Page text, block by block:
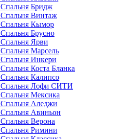
Спальня Бридж
Спальня Винтаж
Спальня Кымор
Спальня Брусно
Спальня Ярви
Спальня Марсель
Спальня Инкери
Спальня Коста Бланка
Спальня Калипсо
Спальня Лофи СИТИ
Спальня Мексика
Спальня Аледжи
Спальня Авиньон
Спальня Верона
Спальня Римини